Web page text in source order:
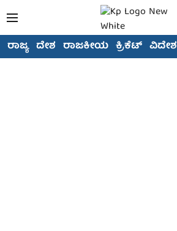
ರಾಜ್ಯ ದೇಶ ರಾಜಕೀಯ ಕ್ರಿಕೆಟ್ ವಿದೇಶ